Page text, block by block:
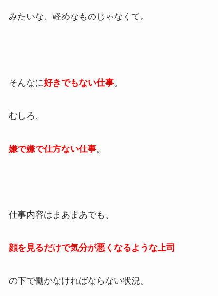
みたいな、軽めなものじゃなくて。
そんなに好きでもない仕事。
むしろ、
嫌で嫌で仕方ない仕事。
仕事内容はまあまあでも、
顔を見るだけで気分が悪くなるような上司
の下で働かなければならない状況。